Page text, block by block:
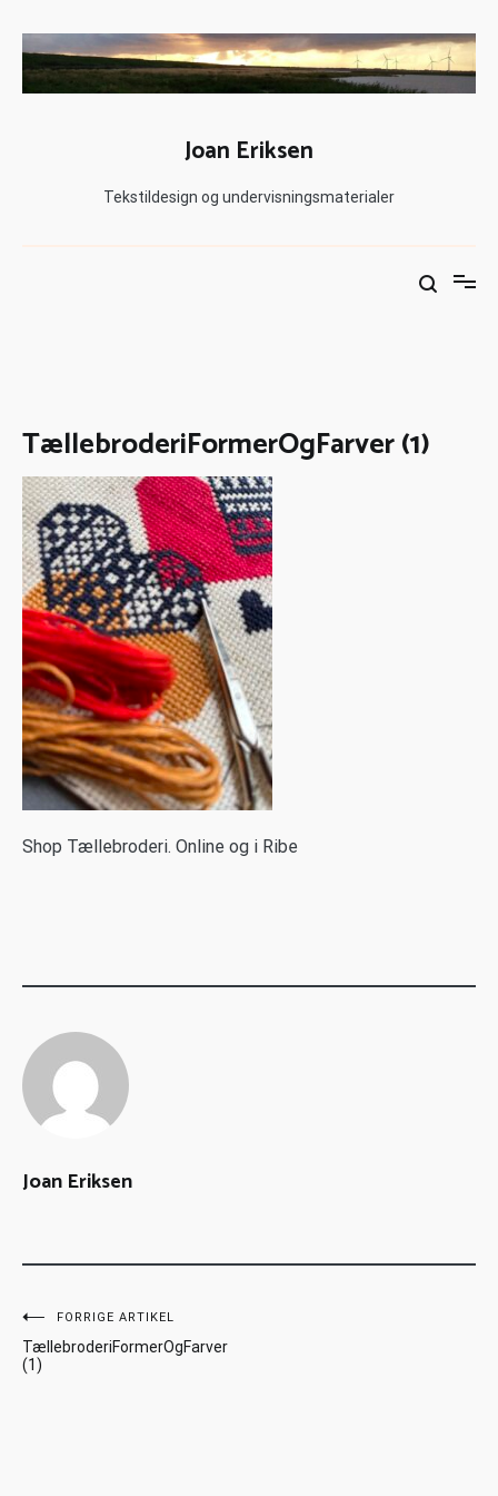
Joan Eriksen
Tekstildesign og undervisningsmaterialer
TællebroderiFormerOgFarver (1)
Shop Tællebroderi. Online og i Ribe
Joan Eriksen
FORRIGE ARTIKEL
TællebroderiFormerOgFarver
(1)